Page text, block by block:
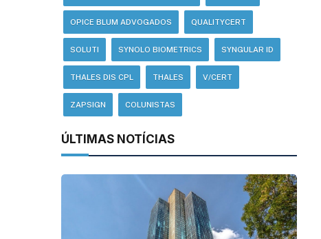
OPICE BLUM ADVOGADOS QUALITYCERT
SOLUTI SYNOLO BIOMETRICS SYNGULAR ID
THALES DIS CPL THALES V/CERT
ZAPSIGN COLUNISTAS
ÚLTIMAS NOTÍCIAS